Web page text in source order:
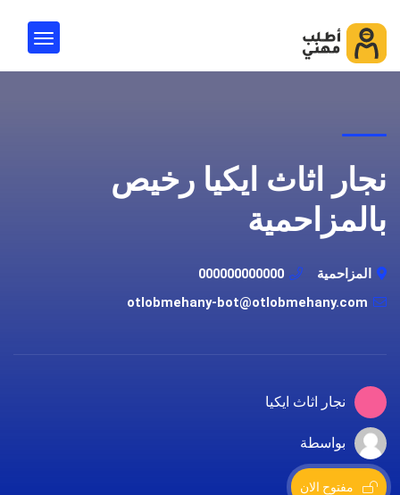
نجار اثاث ايكيا رخيص
بالمزاحمية
المزاحمية
000000000000
otlobmehany-bot@otlobmehany.com
نجار اثاث ايكيا
بواسطة
مفتوح الان